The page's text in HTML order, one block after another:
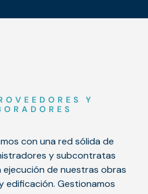
Y
con una red sólida de
y subcontratas
ejecución de nuestras obras
edificación. Gestionamos